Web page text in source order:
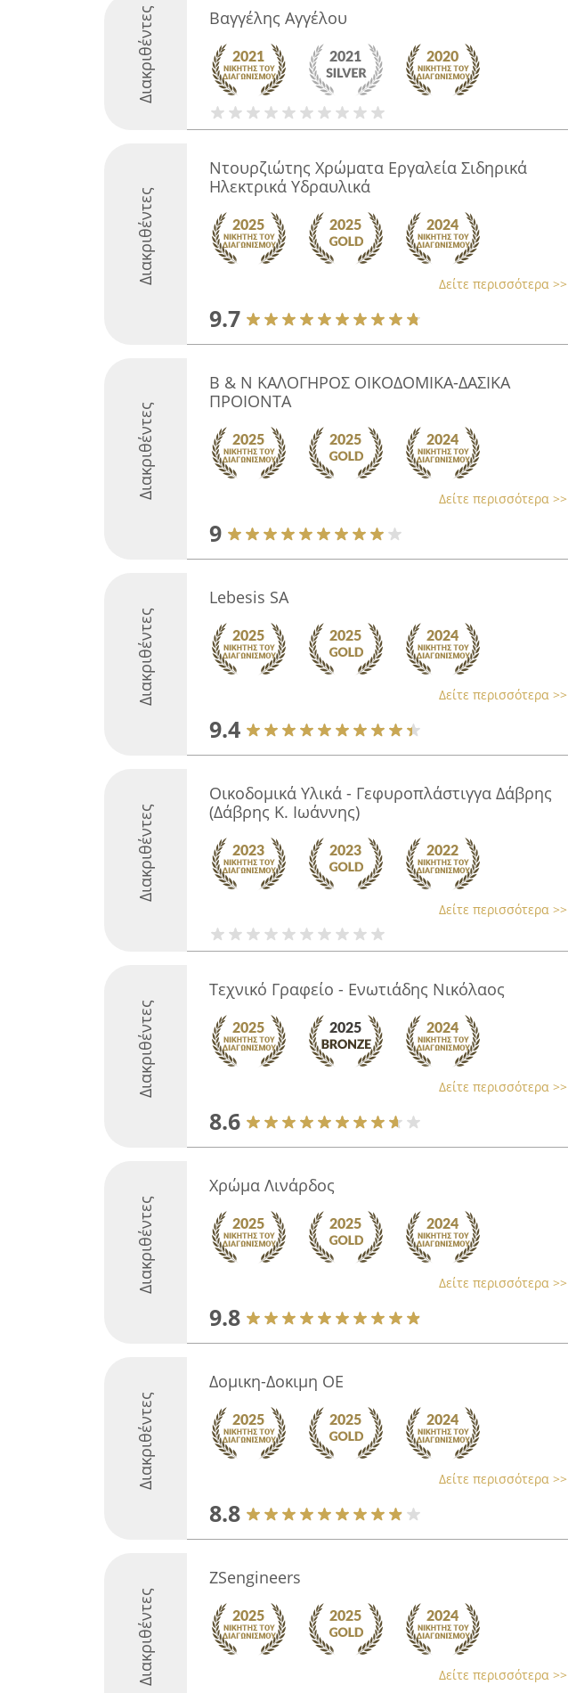
Διακριθέντες Βαγγέλης Αγγέλου
Διακριθέντες
Ντουρζιώτης Χρώματα Εργαλεία Σιδηρικά
Ηλεκτρικά Υδραυλικά
Δείτε περισσότερα >>
9.7
Διακριθέντες
Β & Ν ΚΑΛΟΓΗΡΟΣ ΟΙΚΟΔΟΜΙΚΑ-ΔΑΣΙΚΑ
ΠΡΟΙΟΝΤΑ
Δείτε περισσότερα >>
9
Διακριθέντες
Lebesis SA
Δείτε περισσότερα >>
9.4
Διακριθέντες
Οικοδομικά Υλικά - Γεφυροπλάστιγγα Δάβρης
(Δάβρης Κ. Ιωάννης)
Δείτε περισσότερα >>
Διακριθέντες
Τεχνικό Γραφείο - Ενωτιάδης Νικόλαος
Δείτε περισσότερα >>
8.6
Διακριθέντες
Χρώμα Λινάρδος
Δείτε περισσότερα >>
9.8
Διακριθέντες
Δομικη-Δοκιμη ΟΕ
Δείτε περισσότερα >>
8.8
Διακριθέντες
ZSengineers
Δείτε περισσότερα >>